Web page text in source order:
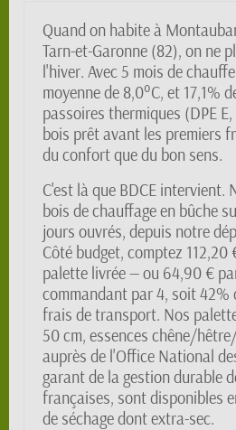
Quand on habite à
Tarn-et-Garonne (82), on ne
l'hiver. Avec 5 mois de
moyenne de 8,0°C, et 17,1%
passoires thermiques (DPE
bois prêt avant les premiers
du confort que du bon sens.
C'est là que BDCE intervient.
bois de chauffage en bûche
jours ouvrés, depuis notre
Côté budget, comptez 112,20
palette livrée — ou 64,90 €
commandant par 4, soit 42%
frais de transport. Nos
50 cm, essences chêne/
auprès de l'Office National
garant de la gestion durable
françaises, sont disponibles
de séchage dont extra-sec.